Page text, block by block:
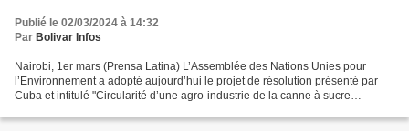
Publié le 02/03/2024 à 14:32
Par Bolivar Infos
Nairobi, 1er mars (Prensa Latina) L’Assemblée des Nations Unies pour
l’Environnement a adopté aujourd’hui le projet de résolution présenté par
Cuba et intitulé "Circularité d’une agro-industrie de la canne à sucre